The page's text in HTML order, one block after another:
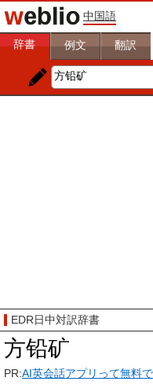
中国語
辞書 例文 翻訳
EDR日中対訳辞書
方铅矿
PR:AI英会話アプリって無料